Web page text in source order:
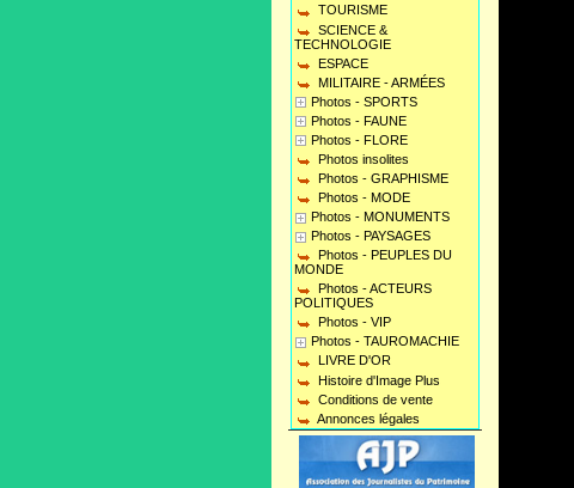
TOURISME
SCIENCE &
TECHNOLOGIE
ESPACE
MILITAIRE - ARMÉES
Photos - SPORTS
Photos - FAUNE
Photos - FLORE
Photos insolites
Photos - GRAPHISME
Photos - MODE
Photos - MONUMENTS
Photos - PAYSAGES
Photos - PEUPLES DU
MONDE
Photos - ACTEURS
POLITIQUES
Photos - VIP
Photos - TAUROMACHIE
LIVRE D'OR
Histoire d'Image Plus
Conditions de vente
Annonces légales